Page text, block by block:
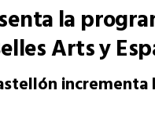
la
Arts y